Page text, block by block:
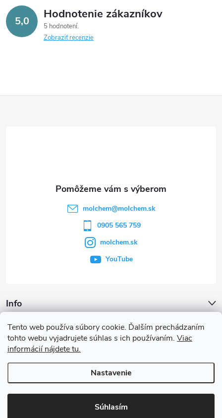
Tento web používa súbory cookie. Ďalším prechádzaním
tohto webu vyjadrujete súhlas s ich používaním. Viac
informácií nájdete tu.
Nastavenie
Súhlasím
u5,0 Hodnotenie zákazníkov
5 hodnotení
Zobraziť recenzie
Info
Iné služby
molchem@molchem.sk
0905 565 759
molchem.sk
YouTube
Copyright 2026MOLCHEM®. Všetky práva vyhradené.